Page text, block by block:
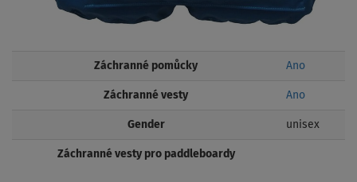
Záchranné pomůcky Ano
Záchranné vesty Ano
Gender unisex
Záchranné vesty pro paddleboardy